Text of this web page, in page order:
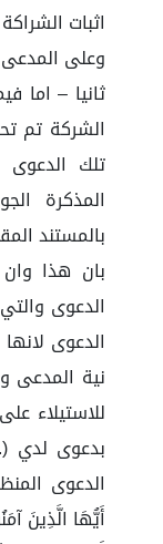
اثبات
وعلى
ثانيا – اما
الشركة تم
تلك
المذكرة
بالمستند
بان هذا
الدعوى
الدعوى
نية المدعى
للاستيلاء
بدعوى لدي
الدعوى
أَيُّهَا الَّذِينَ